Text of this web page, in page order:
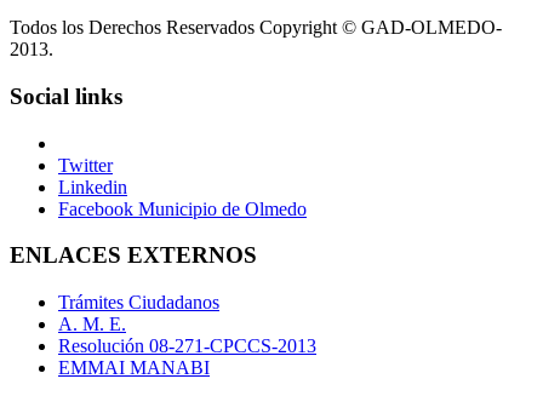
Todos los Derechos Reservados Copyright © GAD-OLMEDO-
2013.
Social links
Twitter
Linkedin
Facebook Municipio de Olmedo
ENLACES EXTERNOS
Trámites Ciudadanos
A. M. E.
Resolución 08-271-CPCCS-2013
EMMAI MANABI